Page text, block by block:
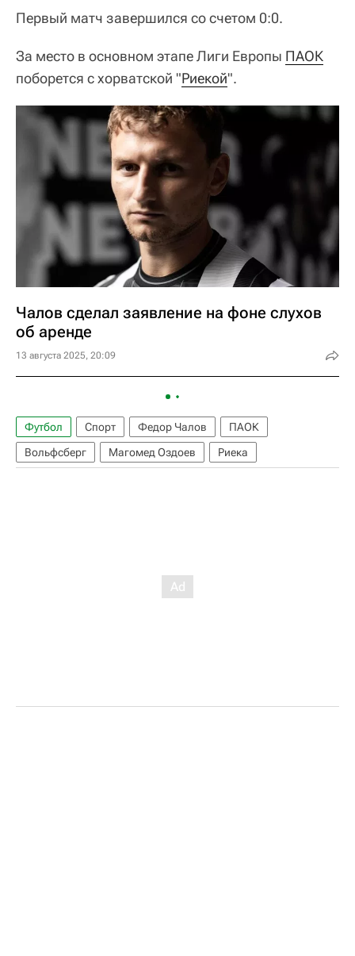
Первый матч завершился со счетом 0:0.
За место в основном этапе Лиги Европы ПАОК
поборется с хорватской "Риекой".
Чалов сделал заявление на фоне слухов
об аренде
13 августа 2025, 20:09
Футбол Спорт Федор Чалов
ПАОК
Вольфсберг
Магомед Оздоев Риека